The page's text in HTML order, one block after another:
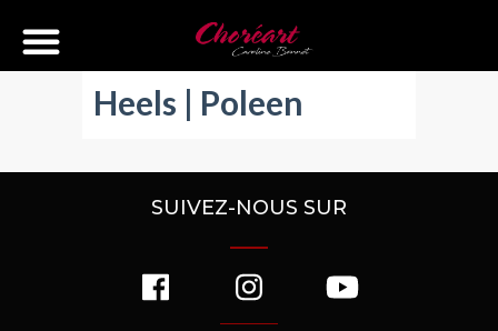
Heels | Poleen
SUIVEZ-NOUS SUR